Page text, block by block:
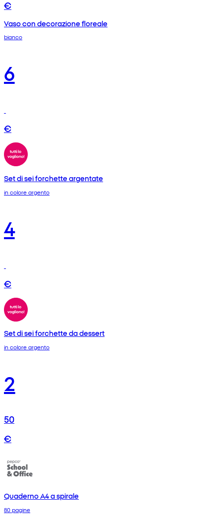
€
Vaso con decorazione floreale
bianco
6
€
Set di sei forchette argentate
in colore argento
4
€
Set di sei forchette da dessert
in colore argento
2
50
€
Quaderno A4 a spirale
80 pagine